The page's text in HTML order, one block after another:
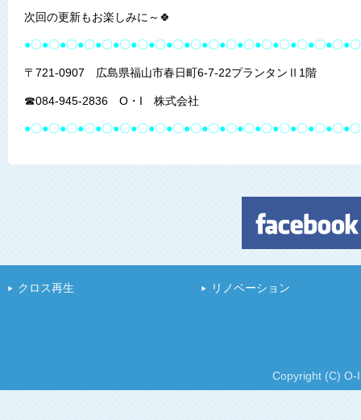
次回の更新もお楽しみに～🍀
●〇●〇●〇●〇●〇●〇●〇●〇●〇●〇●〇●〇●〇●〇●〇●〇●〇●〇●
〒721-0907 広島県福山市春日町6-7-22プランタンⅡ1階
☎084-945-2836 O・I 株式会社
●〇●〇●〇●〇●〇●〇●〇●〇●〇●〇●〇●〇●〇●〇●〇●〇●〇●〇●
クロス再生 リノベーション
Copyright (C) O-